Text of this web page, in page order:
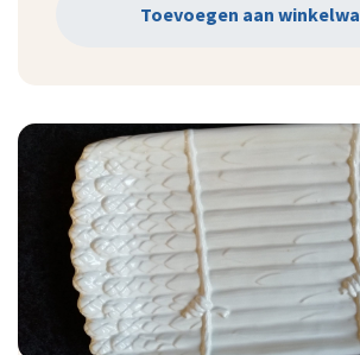
Toevoegen aan